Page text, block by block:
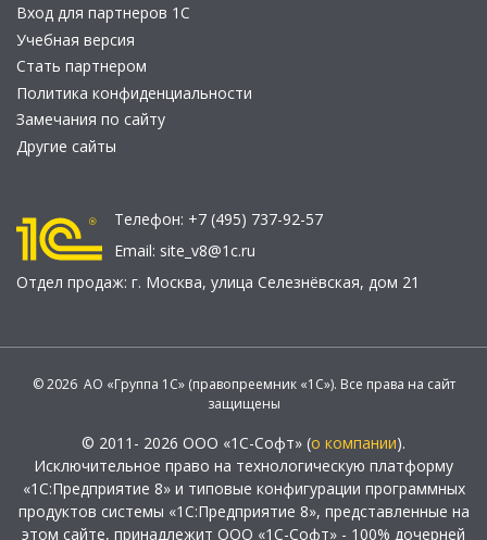
Вход для партнеров 1С
Учебная версия
Стать партнером
Политика конфиденциальности
Замечания по сайту
Другие сайты
Телефон: +7 (495) 737-92-57
Email: site_v8@1c.ru
Отдел продаж: г. Москва, улица Селезнёвская, дом 21
© 2026 АО «Группа 1С» (правопреемник «1С»). Все права на сайт
защищены
© 2011- 2026 ООО «1С-Софт» (о компании).
Исключительное право на технологическую платформу
«1С:Предприятие 8» и типовые конфигурации программных
продуктов системы «1С:Предприятие 8», представленные на
этом сайте, принадлежит ООО «1С-Софт» - 100% дочерней